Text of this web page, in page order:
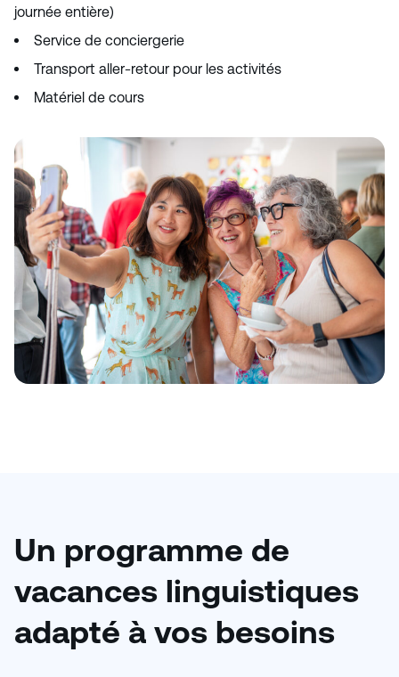
journée entière)
Service de conciergerie
Transport aller-retour pour les activités
Matériel de cours
Un programme de
vacances linguistiques
adapté à vos besoins